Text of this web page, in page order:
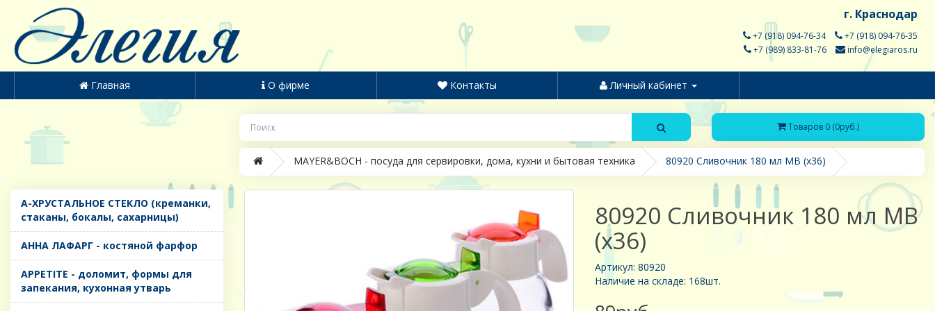
г. Краснодар
+7 (918) 094-76-34
+7 (918) 094-76-35
+7 (989) 833-81-76
info@elegiaros.ru
Главная О фирме Контакты Личный кабинет
Товаров 0 (0руб.)
MAYER&BOCH - посуда для сервировки, дома, кухни и бытовая техника 80920 Сливочник 180 мл MB (х36)
A-ХРУСТАЛЬНОЕ СТЕКЛО (креманки,
стаканы, бокалы, сахарницы)
AHHA ЛАФАРГ - костяной фарфор
APPETITE - доломит, формы для
запекания, кухонная утварь
80920 Сливочник 180 мл MB
(х36)
Артикул: 80920
Наличие на складе: 168шт.